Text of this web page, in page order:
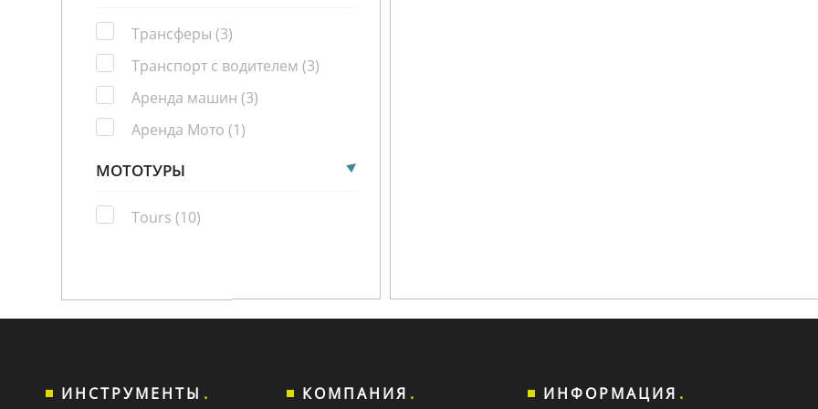
Трансферы(3)
Транспорт с водителем(3)
Аренда машин(3)
Аренда Мото(1)
МОТОТУРЫ
Tours(10)
ИНСТРУМЕНТЫ КОМПАНИЯ ИНФОРМАЦИЯ